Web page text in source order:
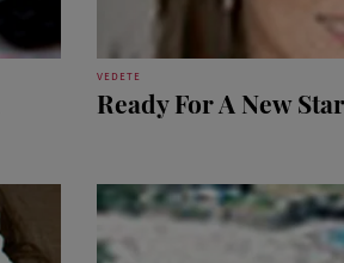
VEDETE
Ready For A New